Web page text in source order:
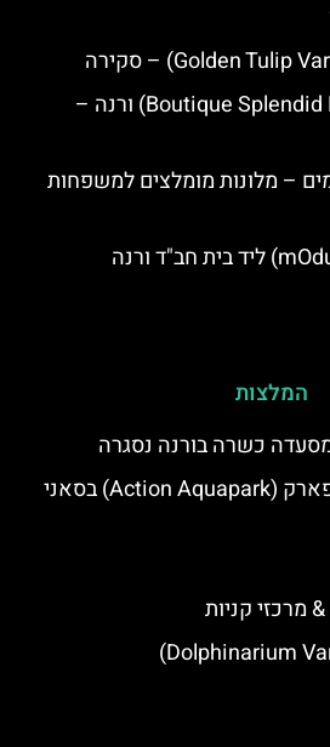
מלון ספלנדיד (Boutique Splendid Hotel) ורנה –
– מלונות מומלצים למשפחות
המלצות
כשרה בורנה נסגרה
וארנה אקשן אקווה פארק (Action Aquapark) בסאני
& מרכזי קניות